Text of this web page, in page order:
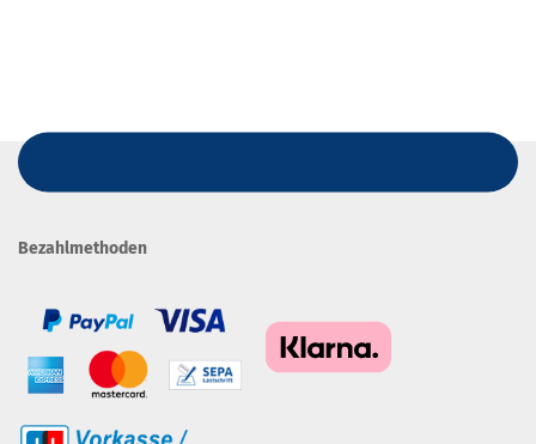
Bezahlmethoden